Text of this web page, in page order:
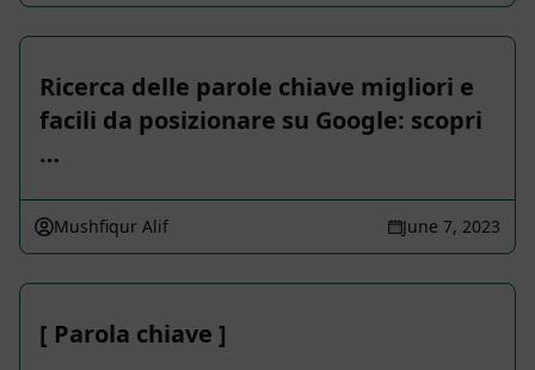
Ricerca delle parole chiave migliori e
facili da posizionare su Google: scopri
…
Mushfiqur Alif June 7, 2023
[ Parola chiave ]